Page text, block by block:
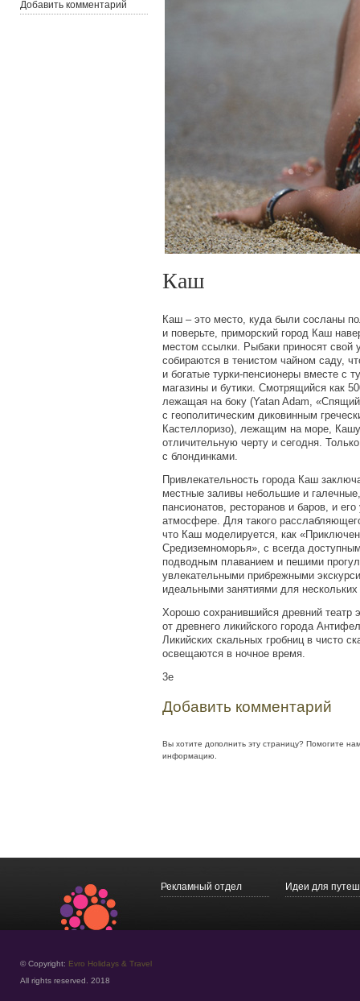
Каш
Каш – это место, куда были сосланы
и поверьте, приморский город Каш
местом ссылки. Рыбаки приносят свой
собираются в тенистом чайном саду,
и богатые турки-пенсионеры вместе с
магазины и бутики. Смотрящийся как
лежащая на боку (Yatan Adam, «
с геополитическим диковинным
Кастеллоризо), лежащим на море,
отличительную черту и сегодня.
с блондинками.
Привлекательность города Каш
местные заливы небольшие и
пансионатов, ресторанов и баров, и
атмосфере. Для такого
что Каш моделируется, как «
Средиземноморья», с всегда
подводным плаванием и пешими
увлекательными прибрежными
идеальными занятиями для
Хорошо сохранившийся древний театр
от древнего ликийского города
Ликийских скальных гробниц в чисто
освещаются в ночное время.
3e
Добавить комментарий
Вы хотите дополнить эту страницу? Помогите
информацию.
Добавить комментарий
Рекламный отдел Идеи для
© Copyright: Evro Holidays & Travel
All rights reserved. 2018